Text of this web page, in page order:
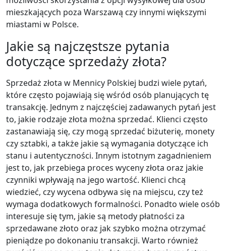
mieszkających poza Warszawą czy innymi większymi
miastami w Polsce.
Jakie są najczęstsze pytania
dotyczące sprzedaży złota?
Sprzedaż złota w Mennicy Polskiej budzi wiele pytań,
które często pojawiają się wśród osób planujących tę
transakcję. Jednym z najczęściej zadawanych pytań jest
to, jakie rodzaje złota można sprzedać. Klienci często
zastanawiają się, czy mogą sprzedać biżuterię, monety
czy sztabki, a także jakie są wymagania dotyczące ich
stanu i autentyczności. Innym istotnym zagadnieniem
jest to, jak przebiega proces wyceny złota oraz jakie
czynniki wpływają na jego wartość. Klienci chcą
wiedzieć, czy wycena odbywa się na miejscu, czy też
wymaga dodatkowych formalności. Ponadto wiele osób
interesuje się tym, jakie są metody płatności za
sprzedawane złoto oraz jak szybko można otrzymać
pieniądze po dokonaniu transakcji. Warto również